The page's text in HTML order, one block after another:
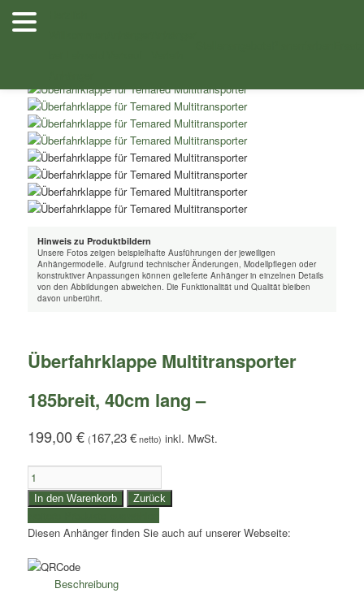
Zum
Inhalt
Shop
Hinweis zu Produktbildern
Unsere Fotos zeigen beispielhafte Ausführungen der jeweiligen
Anhängermodelle. Aufgrund technischer Änderungen, Modellpflegen oder
konstruktiver Anpassungen können gelieferte Anhänger in einzelnen Details
von den Abbildungen abweichen. Die Funktionalität und Qualität bleiben
davon unberührt.
Überfahrklappe Multitransporter
185breit, 40cm lang –
199,00€ (167,23€ netto)
Überfahrklappe
Multitransporter
185breit,
40cm
lang
-
Menge
In den Warenkorb Zurück
Diesen Anhänger finden Sie auch auf unserer Webseite:
Beschreibung